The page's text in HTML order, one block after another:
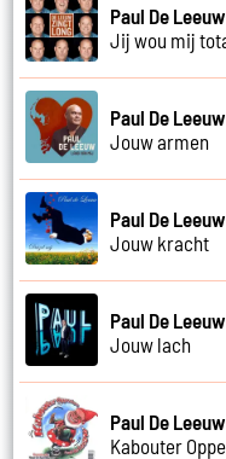
Paul De
Jij wou mij
Paul De Leeuw
Jouw armen
Paul De Leeuw
Jouw kracht
Paul De Leeuw
Jouw lach
Paul De Leeuw
Kabouter